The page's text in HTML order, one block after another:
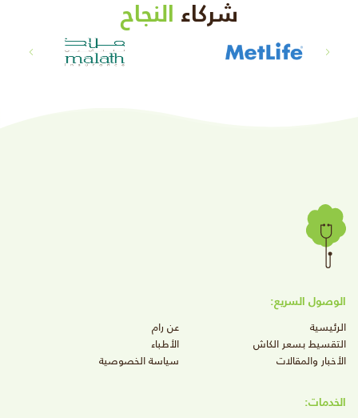
شركاء النجاح
الوصول السريع:
الرئيسية
عن رام
التقسيط بسعر الكاش
الأطباء
الأخبار والمقالات
سياسة الخصوصية
الخدمات: